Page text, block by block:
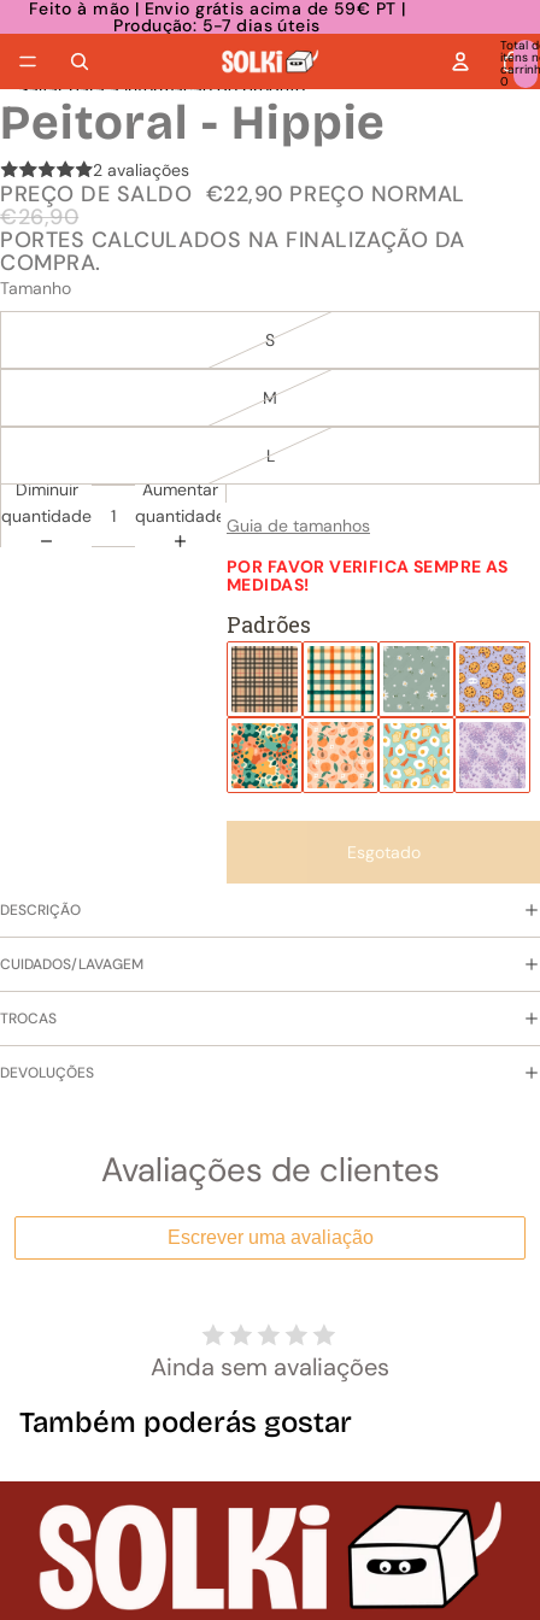
Feito à mão | Envio grátis acima de 59€ PT |
Produção: 5-7 dias úteis
Total
itens
0
Saltar para a informação do produto
Peitoral - Hippie
2 avaliações
PREÇO DE SALDO €22,90 PREÇO NORMAL
€26,90
PORTES CALCULADOS NA FINALIZAÇÃO DA
COMPRA.
Tamanho
S
M
L
Diminuir
quantidade
Aumentar
quantidade Guia de tamanhos
POR FAVOR VERIFICA SEMPRE AS
MEDIDAS!
Padrões
Esgotado
DESCRIÇÃO
CUIDADOS/LAVAGEM
TROCAS
DEVOLUÇÕES
Avaliações de clientes
Escrever uma avaliação
Ainda sem avaliações
Também poderás gostar